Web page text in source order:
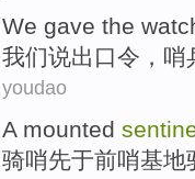
We gave the
我们说出口令 ， 哨
youdao
A mounted
骑哨先于前哨基地